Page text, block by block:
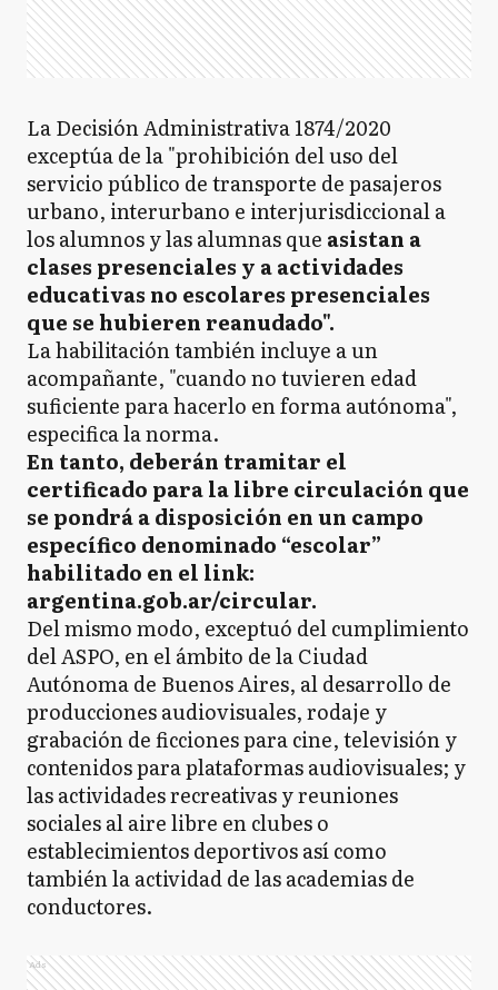
La Decisión Administrativa 1874/2020
exceptúa de la "prohibición del uso del
servicio público de transporte de pasajeros
urbano, interurbano e interjurisdiccional a
los alumnos y las alumnas que asistan a
clases presenciales y a actividades
educativas no escolares presenciales
que se hubieren reanudado".
La habilitación también incluye a un
acompañante, "cuando no tuvieren edad
suficiente para hacerlo en forma autónoma",
especifica la norma.
En tanto, deberán tramitar el
certificado para la libre circulación que
se pondrá a disposición en un campo
específico denominado “escolar”
habilitado en el link:
argentina.gob.ar/circular.
Del mismo modo, exceptuó del cumplimiento
del ASPO, en el ámbito de la Ciudad
Autónoma de Buenos Aires, al desarrollo de
producciones audiovisuales, rodaje y
grabación de ficciones para cine, televisión y
contenidos para plataformas audiovisuales; y
las actividades recreativas y reuniones
sociales al aire libre en clubes o
establecimientos deportivos así como
también la actividad de las academias de
conductores.
Ads